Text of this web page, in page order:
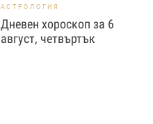
АСТРОЛОГИЯ
Дневен хороскоп за 6
август, четвъртък